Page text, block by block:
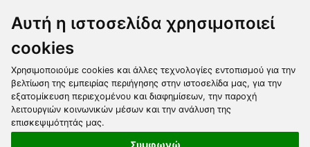
Αυτή η ιστοσελίδα χρησιμοποιεί
cookies
Χρησιμοποιούμε cookies και άλλες τεχνολογίες εντοπισμού για την
βελτίωση της εμπειρίας περιήγησης στην ιστοσελίδα μας, για την
εξατομίκευση περιεχομένου και διαφημίσεων, την παροχή
λειτουργιών κοινωνικών μέσων και την ανάλυση της
επισκεψιμότητάς μας.
Συμφωνώ